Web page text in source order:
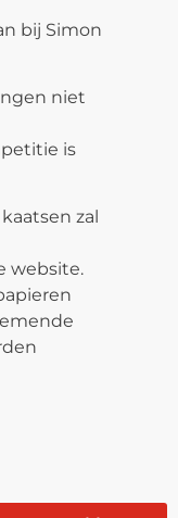
bij Simon
niet
is
zal
website.